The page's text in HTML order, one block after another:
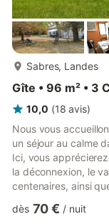
Sabres, Landes
Gîte • 96 m² • 3
10,0 (18 avis)
Nous vous
un séjour au calme
Ici, vous
la déconnexion, le
centenaires, ainsi
locale. La base de
dès 70 € / nuit